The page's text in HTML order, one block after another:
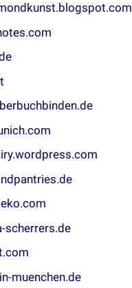
scherrers.de
muenchen.de